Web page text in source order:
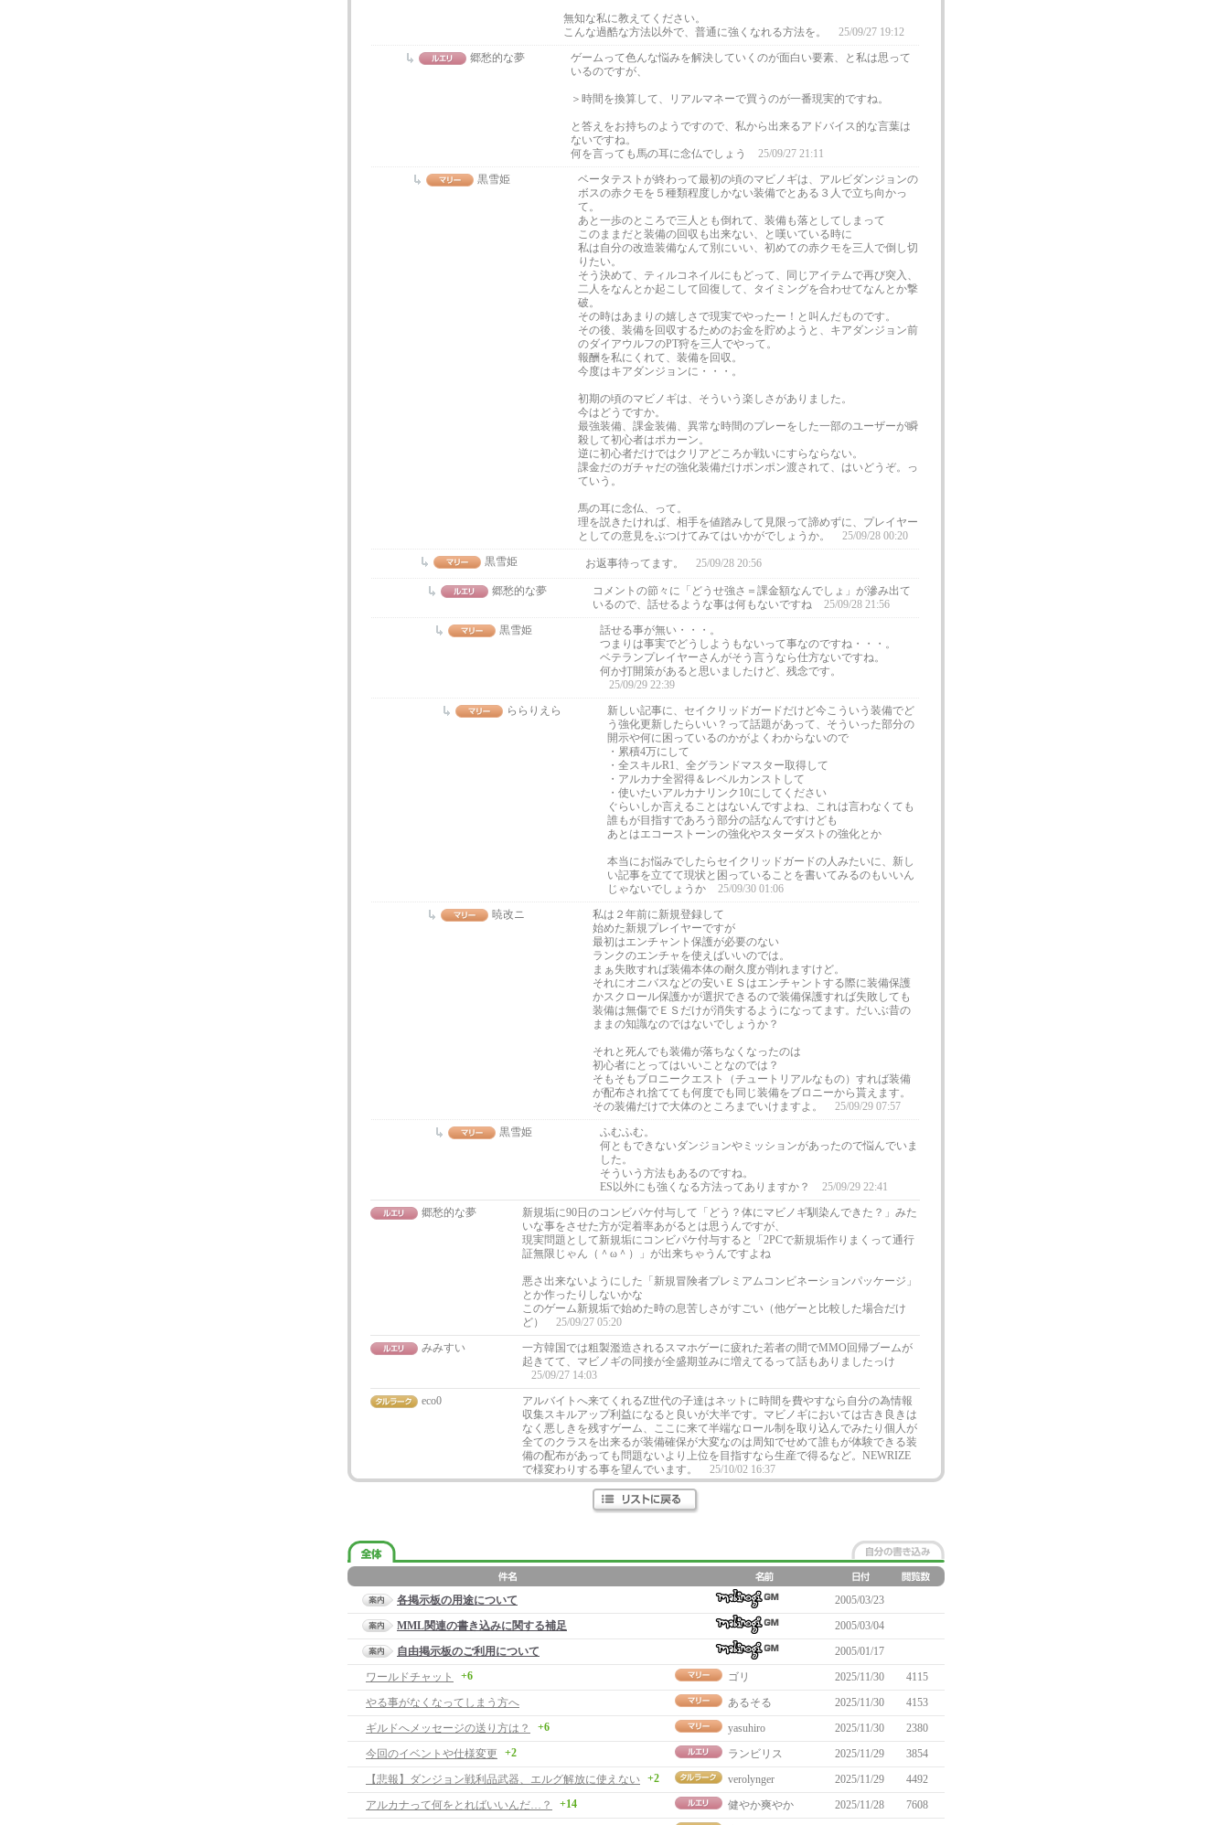
無知な私に教えてください。
こんな過酷な方法以外で、普通に強くなれる方法を。
25/09/27 19:12
郷愁的な夢
ゲームって色んな悩みを解決していくのが面白い要素、と私は思って
いるのですが、
＞時間を換算して、リアルマネーで買うのが一番現実的ですね。
と答えをお持ちのようですので、私から出来るアドバイス的な言葉は
ないですね。
何を言っても馬の耳に念仏でしょう
25/09/27 21:11
黒雪姫
ベータテストが終わって最初の頃のマビノギは、アルビダンジョンの
ボスの赤クモを５種類程度しかない装備でとある３人で立ち向かっ
て。
あと一歩のところで三人とも倒れて、装備も落としてしまって
このままだと装備の回収も出来ない、と嘆いている時に
私は自分の改造装備なんて別にいい、初めての赤クモを三人で倒し切
りたい。
そう決めて、ティルコネイルにもどって、同じアイテムで再び突入、
二人をなんとか起こして回復して、タイミングを合わせてなんとか撃
破。
その時はあまりの嬉しさで現実でやったー！と叫んだものです。
その後、装備を回収するためのお金を貯めようと、キアダンジョン前
のダイアウルフのPT狩を三人でやって。
報酬を私にくれて、装備を回収。
今度はキアダンジョンに・・・。
初期の頃のマビノギは、そういう楽しさがありました。
今はどうですか。
最強装備、課金装備、異常な時間のプレーをした一部のユーザーが瞬
殺して初心者はポカーン。
逆に初心者だけではクリアどころか戦いにすらならない。
課金だのガチャだの強化装備だけポンポン渡されて、はいどうぞ。っ
ていう。
馬の耳に念仏、って。
理を説きたければ、相手を値踏みして見限って諦めずに、プレイヤー
としての意見をぶつけてみてはいかがでしょうか。
25/09/28 00:20
黒雪姫
お返事待ってます。 25/09/28 20:56
郷愁的な夢
コメントの節々に「どうせ強さ＝課金額なんでしょ」が滲み出て
いるので、話せるような事は何もないですね
25/09/28 21:56
黒雪姫
話せる事が無い・・・。
つまりは事実でどうしようもないって事なのですね・・・。
ベテランプレイヤーさんがそう言うなら仕方ないですね。
何か打開策があると思いましたけど、残念です。
25/09/29 22:39
ららりえら
新しい記事に、セイクリッドガードだけど今こういう装備でど
う強化更新したらいい？って話題があって、そういった部分の
開示や何に困っているのかがよくわからないので
・累積4万にして
・全スキルR1、全グランドマスター取得して
・アルカナ全習得＆レベルカンストして
・使いたいアルカナリンク10にしてください
ぐらいしか言えることはないんですよね、これは言わなくても
誰もが目指すであろう部分の話なんですけども
あとはエコーストーンの強化やスターダストの強化とか
本当にお悩みでしたらセイクリッドガードの人みたいに、新し
い記事を立てて現状と困っていることを書いてみるのもいいん
じゃないでしょうか
25/09/30 01:06
暁改ニ
私は２年前に新規登録して
始めた新規プレイヤーですが
最初はエンチャント保護が必要のない
ランクのエンチャを使えばいいのでは。
まぁ失敗すれば装備本体の耐久度が削れますけど。
それにオニバスなどの安いＥＳはエンチャントする際に装備保護
かスクロール保護かが選択できるので装備保護すれば失敗しても
装備は無傷でＥＳだけが消失するようになってます。だいぶ昔の
ままの知識なのではないでしょうか？
それと死んでも装備が落ちなくなったのは
初心者にとってはいいことなのでは？
そもそもブロニークエスト（チュートリアルなもの）すれば装備
が配布され捨てても何度でも同じ装備をブロニーから貰えます。
その装備だけで大体のところまでいけますよ。
25/09/29 07:57
黒雪姫
ふむふむ。
何ともできないダンジョンやミッションがあったので悩んでいま
した。
そういう方法もあるのですね。
ES以外にも強くなる方法ってありますか？
25/09/29 22:41
郷愁的な夢
新規垢に90日のコンビパケ付与して「どう？体にマビノギ馴染んできた？」みた
いな事をさせた方が定着率あがるとは思うんですが、
現実問題として新規垢にコンビパケ付与すると「2PCで新規垢作りまくって通行
証無限じゃん（＾ω＾）」が出来ちゃうんですよね
悪さ出来ないようにした「新規冒険者プレミアムコンビネーションパッケージ」
とか作ったりしないかな
このゲーム新規垢で始めた時の息苦しさがすごい（他ゲーと比較した場合だけ
ど）
25/09/27 05:20
みみすい
一方韓国では粗製濫造されるスマホゲーに疲れた若者の間でMMO回帰ブームが
起きてて、マビノギの同接が全盛期並みに増えてるって話もありましたっけ
25/09/27 14:03
eco0
アルバイトへ来てくれるZ世代の子達はネットに時間を費やすなら自分の為情報
収集スキルアップ利益になると良いが大半です。マビノギにおいては古き良きは
なく悪しきを残すゲーム、ここに来て半端なロール制を取り込んでみたり個人が
全てのクラスを出来るが装備確保が大変なのは周知でせめて誰もが体験できる装
備の配布があっても問題ないより上位を目指すなら生産で得るなど。NEWRIZE
で様変わりする事を望んでいます。
25/10/02 16:37
各掲示板の用途について
2005/03/23
MML関連の書き込みに関する補足
2005/03/04
自由掲示板のご利用について
2005/01/17
ワールドチャット
+6 ゴリ 2025/11/30
4115
やる事がなくなってしまう方へ
あるそる 2025/11/30
4153
ギルドへメッセージの送り方は？
+6 yasuhiro 2025/11/30
2380
今回のイベントや仕様変更
+2 ランビリス 2025/11/29
3854
【悲報】ダンジョン戦利品武器、エルグ解放に使えない +2 verolynger 2025/11/29
4492
アルカナって何をとればいいんだ…？
+14 健やか爽やか 2025/11/28
7608